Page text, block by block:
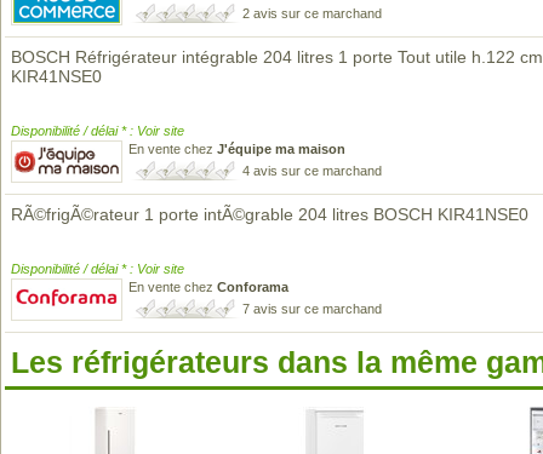
2 avis sur ce marchand
BOSCH Réfrigérateur intégrable 204 litres 1 porte Tout utile h.122
KIR41NSE0
Disponibilité / délai * : Voir site
En vente chez J'équipe ma maison
4 avis sur ce marchand
RÃ©frigÃ©rateur 1 porte intÃ©grable 204 litres BOSCH KIR41NSE0
Disponibilité / délai * : Voir site
En vente chez Conforama
7 avis sur ce marchand
Les réfrigérateurs dans la même